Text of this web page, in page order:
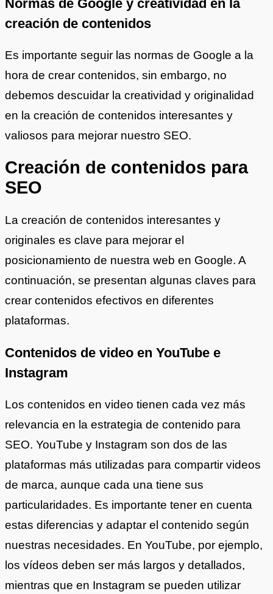
Normas de Google y creatividad en la
creación de contenidos
Es importante seguir las normas de Google a la
hora de crear contenidos, sin embargo, no
debemos descuidar la creatividad y originalidad
en la creación de contenidos interesantes y
valiosos para mejorar nuestro SEO.
Creación de contenidos para
SEO
La creación de contenidos interesantes y
originales es clave para mejorar el
posicionamiento de nuestra web en Google. A
continuación, se presentan algunas claves para
crear contenidos efectivos en diferentes
plataformas.
Contenidos de video en YouTube e
Instagram
Los contenidos en video tienen cada vez más
relevancia en la estrategia de contenido para
SEO. YouTube y Instagram son dos de las
plataformas más utilizadas para compartir videos
de marca, aunque cada una tiene sus
particularidades. Es importante tener en cuenta
estas diferencias y adaptar el contenido según
nuestras necesidades. En YouTube, por ejemplo,
los vídeos deben ser más largos y detallados,
mientras que en Instagram se pueden utilizar